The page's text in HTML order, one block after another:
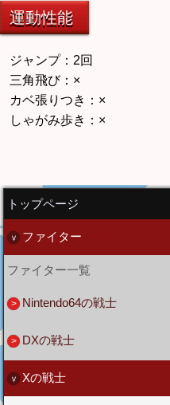
運動性能
ジャンプ：2回
三角飛び：×
カベ張りつき：×
しゃがみ歩き：×
トップページ
ファイター
ファイター一覧
Nintendo64の戦士
DXの戦士
Xの戦士